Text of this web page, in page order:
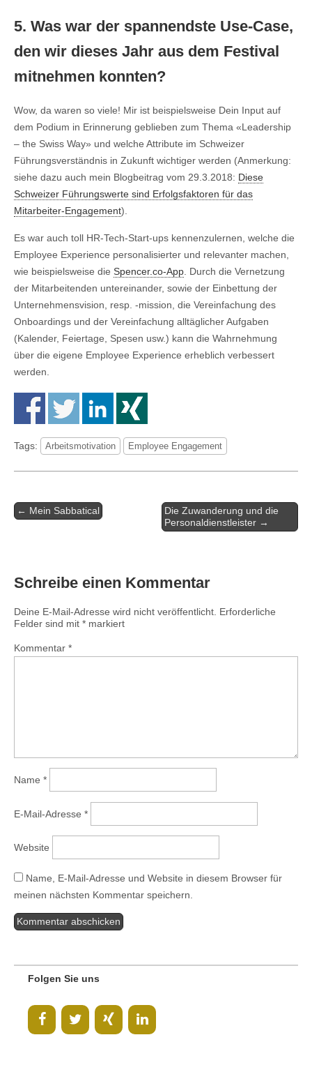
5. Was war der spannendste Use-Case,
den wir dieses Jahr aus dem Festival
mitnehmen konnten?
Wow, da waren so viele! Mir ist beispielsweise Dein Input auf
dem Podium in Erinnerung geblieben zum Thema «Leadership
– the Swiss Way» und welche Attribute im Schweizer
Führungsverständnis in Zukunft wichtiger werden (Anmerkung:
siehe dazu auch mein Blogbeitrag vom 29.3.2018: Diese
Schweizer Führungswerte sind Erfolgsfaktoren für das
Mitarbeiter-Engagement).
Es war auch toll HR-Tech-Start-ups kennenzulernen, welche die
Employee Experience personalisierter und relevanter machen,
wie beispielsweise die Spencer.co-App . Durch die Vernetzung
der Mitarbeitenden untereinander, sowie der Einbettung der
Unternehmensvision, resp. -mission, die Vereinfachung des
Onboardings und der Vereinfachung alltäglicher Aufgaben
(Kalender, Feiertage, Spesen usw.) kann die Wahrnehmung
über die eigene Employee Experience erheblich verbessert
werden.
Tags: Arbeitsmotivation Employee Engagement
Artikel-
Navigation
← Mein Sabbatical
Die Zuwanderung und die
Personaldienstleister →
Schreibe einen Kommentar
Deine E-Mail-Adresse wird nicht veröffentlicht. Erforderliche
Felder sind mit * markiert
Kommentar *
Name *
E-Mail-Adresse *
Website
Name, E-Mail-Adresse und Website in diesem Browser für
meinen nächsten Kommentar speichern.
Folgen Sie uns